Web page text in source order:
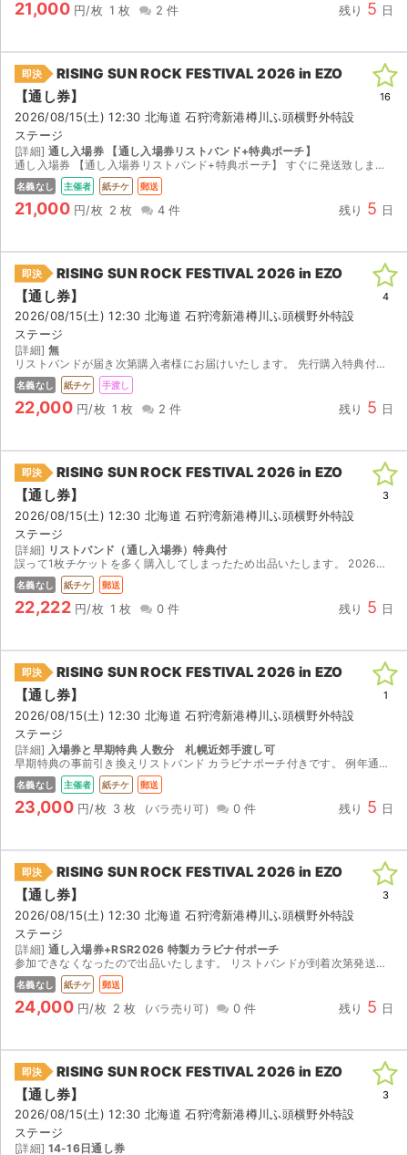
21,000 円/枚 1 枚 2 件 残り 5 日
即決
RISING SUN ROCK FESTIVAL 2026 in EZO
【通し券】
2026/08/15(土) 12:30 北海道 石狩湾新港樽川ふ頭横野外特設
ステージ
[詳細] 通し入場券 【通し入場券リストバンド+特典ポーチ】
通し入場券 【通し入場券リストバンド+特典ポーチ】 すぐに発送致します。 札幌市中央区内でしたら手渡しでの対応も可能で 宜しくお願い致します。
名義なし 主催者 紙チケ 郵送
21,000 円/枚 2 枚 4 件 残り 5 日
16
即決
RISING SUN ROCK FESTIVAL 2026 in EZO
【通し券】
2026/08/15(土) 12:30 北海道 石狩湾新港樽川ふ頭横野外特設
ステージ
[詳細] 無
リストバンドが届き次第購入者様にお届けいたします。 先行購入特典付きです。
名義なし 紙チケ 手渡し
22,000 円/枚 1 枚 2 件 残り 5 日
4
即決
RISING SUN ROCK FESTIVAL 2026 in EZO
【通し券】
2026/08/15(土) 12:30 北海道 石狩湾新港樽川ふ頭横野外特設
ステージ
[詳細] リストバンド（通し入場券）特典付
誤って1枚チケットを多く購入してしまったため出品いたします。 2026年08月14日(金)～2026年08月15日(土)の通し券、RSR2026オリジナルグッズ付きです。 封筒にリストバ...
名義なし 紙チケ 郵送
22,222 円/枚 1 枚 0 件 残り 5 日
3
即決
RISING SUN ROCK FESTIVAL 2026 in EZO
【通し券】
2026/08/15(土) 12:30 北海道 石狩湾新港樽川ふ頭横野外特設
ステージ
[詳細] 入場券と早期特典 人数分 札幌近郊手渡し可
早期特典の事前引き換えリストバンド カラビナポーチ付きです。 例年通りですと8月に入ってからリストバンドと 特典が郵送されますので、レタパプラスにて郵送or 札幌近郊にて直接手渡しいたします。...
名義なし 主催者 紙チケ 郵送
23,000 円/枚 3 枚 0 件 残り 5 日
1
即決
RISING SUN ROCK FESTIVAL 2026 in EZO
【通し券】
2026/08/15(土) 12:30 北海道 石狩湾新港樽川ふ頭横野外特設
ステージ
[詳細] 通し入場券+RSR2026 特製カラビナ付ポーチ
参加できなくなったので出品いたします。 リストバンドが到着次第発送可能です。RSR2026 特製カラビナ付ポーチもセットです。 よろしくお願いします。
名義なし 紙チケ 郵送
24,000 円/枚 2 枚 0 件 残り 5 日
3
即決
RISING SUN ROCK FESTIVAL 2026 in EZO
【通し券】
2026/08/15(土) 12:30 北海道 石狩湾新港樽川ふ頭横野外特設
ステージ
[詳細] 14-16日通し券
3